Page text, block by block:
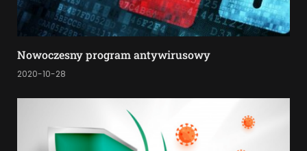
Nowoczesny program antywirusowy
2020-10-28